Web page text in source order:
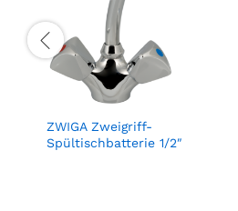
ZWIGA Zweigriff-
Spültischbatterie 1/2″